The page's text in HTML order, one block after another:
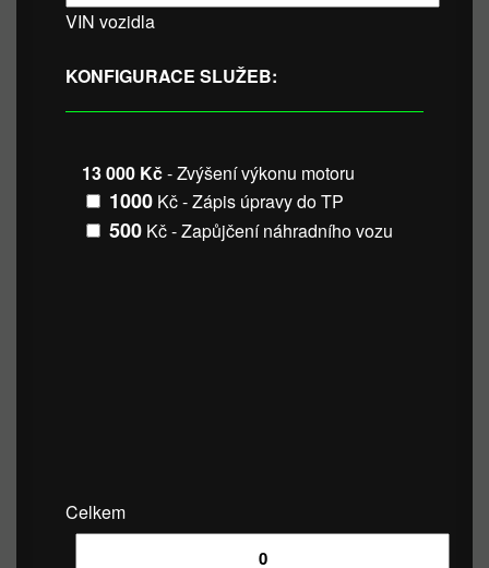
VIN vozidla
KONFIGURACE SLUŽEB:
13 000 Kč- Zvýšení výkonu motoru
1000 Kč - Zápis úpravy do TP
500 Kč - Zapůjčení náhradního vozu
Celkem